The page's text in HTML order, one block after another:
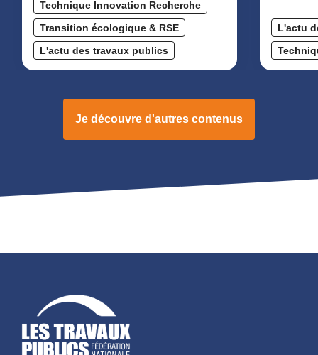
Technique Innovation Recherche
Transition écologique & RSE
L'actu des travaux publics
L'actu
Je découvre d'autres contenus